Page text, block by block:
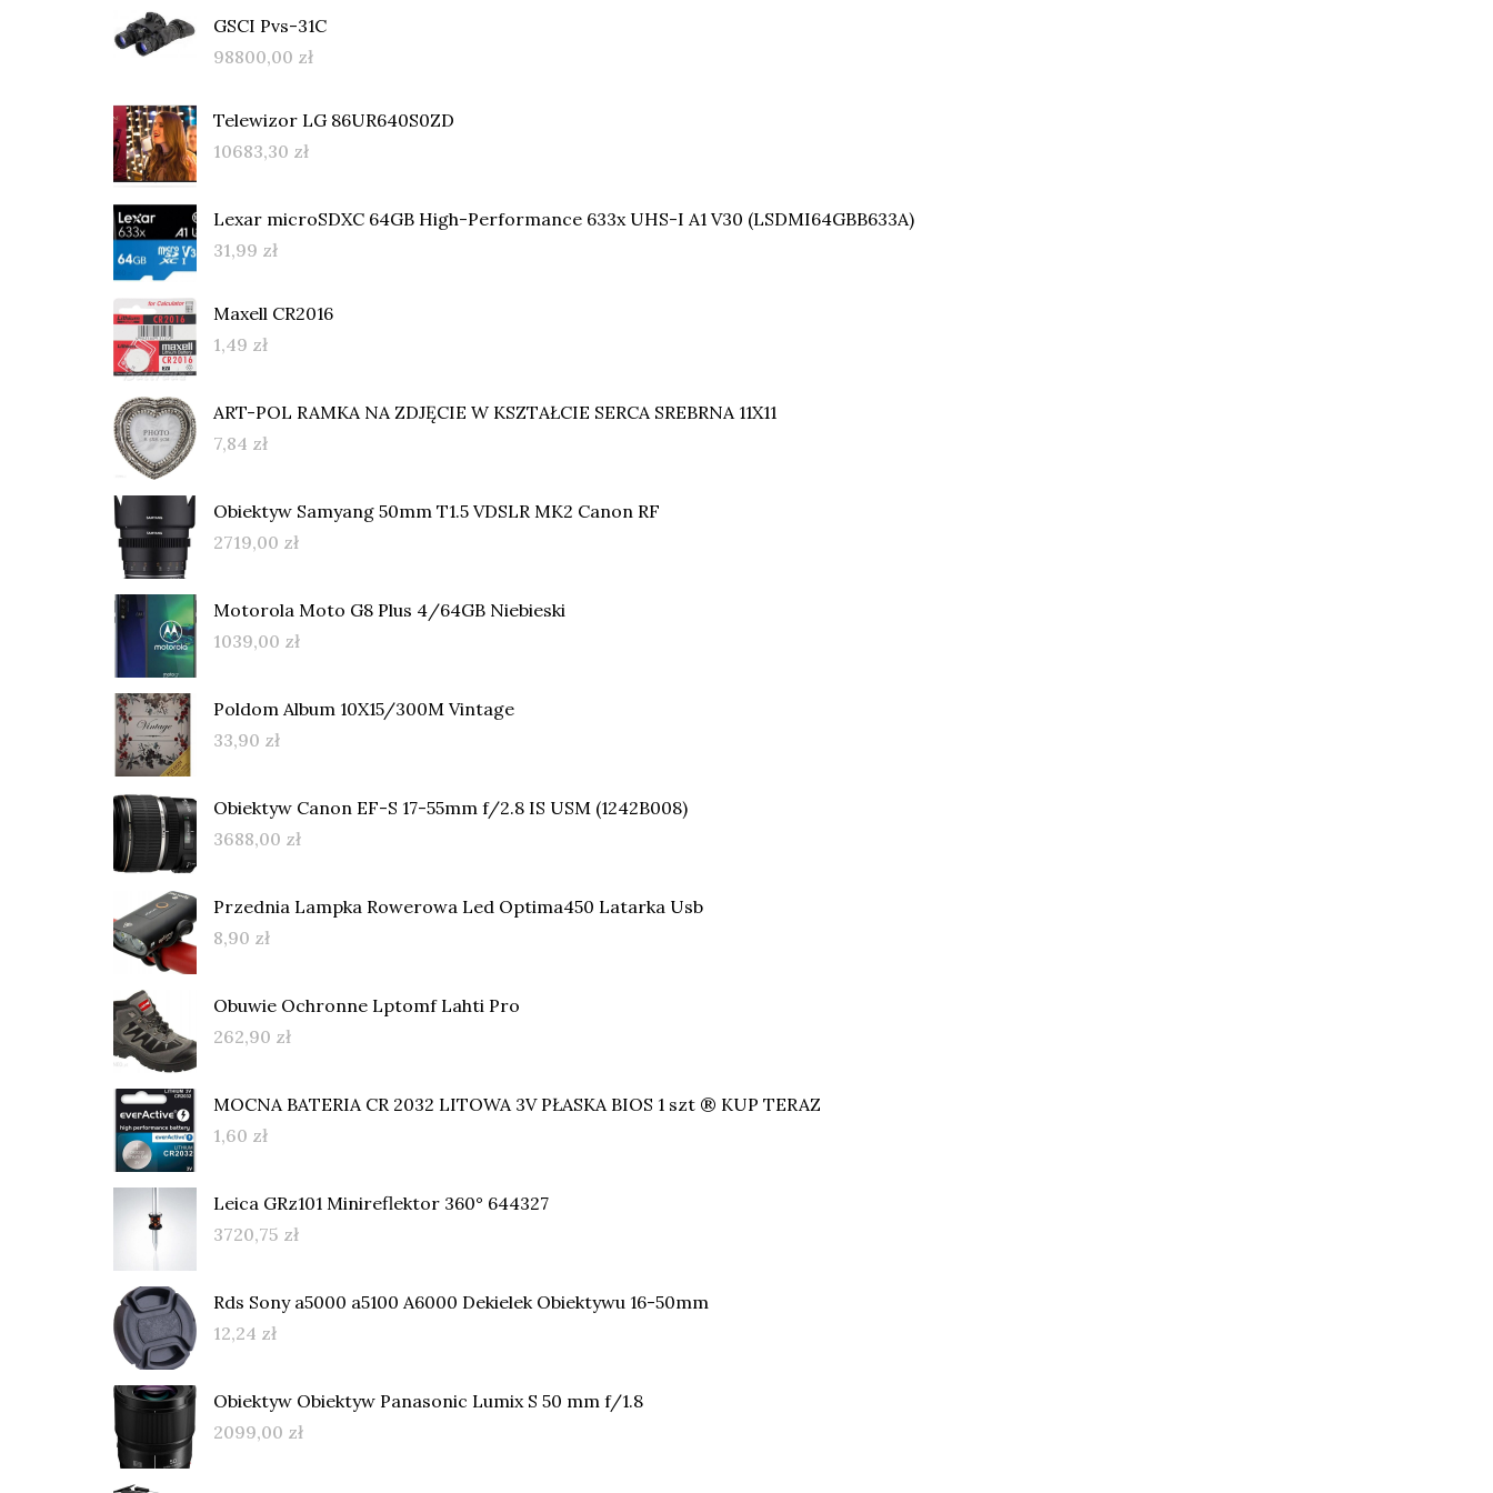
GSCI Pvs-31C
98800,00 zł
Telewizor LG 86UR640S0ZD
10683,30 zł
Lexar microSDXC 64GB High-Performance 633x UHS-I A1 V30 (LSDMI64GBB633A)
31,99 zł
Maxell CR2016
1,49 zł
ART-POL RAMKA NA ZDJĘCIE W KSZTAŁCIE SERCA SREBRNA 11X11
7,84 zł
Obiektyw Samyang 50mm T1.5 VDSLR MK2 Canon RF
2719,00 zł
Motorola Moto G8 Plus 4/64GB Niebieski
1039,00 zł
Poldom Album 10X15/300M Vintage
33,90 zł
Obiektyw Canon EF-S 17-55mm f/2.8 IS USM (1242B008)
3688,00 zł
Przednia Lampka Rowerowa Led Optima450 Latarka Usb
8,90 zł
Obuwie Ochronne Lptomf Lahti Pro
262,90 zł
MOCNA BATERIA CR 2032 LITOWA 3V PŁASKA BIOS 1 szt ® KUP TERAZ
1,60 zł
Leica GRz101 Minireflektor 360° 644327
3720,75 zł
Rds Sony a5000 a5100 A6000 Dekielek Obiektywu 16-50mm
12,24 zł
Obiektyw Obiektyw Panasonic Lumix S 50 mm f/1.8
2099,00 zł